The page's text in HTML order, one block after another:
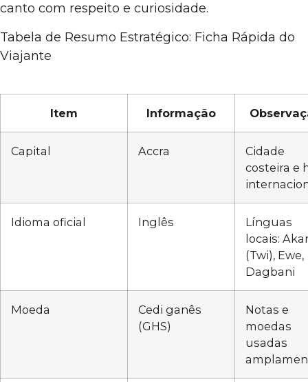
canto com respeito e curiosidade.
Tabela de Resumo Estratégico: Ficha Rápida do
Viajante
Item Informação
Capital Accra
Cidade
costeira e
Idioma oficial Inglês
Línguas
locais:
(Twi), Ewe,
Dagbani
Moeda
Cedi ganês
(GHS)
Notas e
moedas
usadas